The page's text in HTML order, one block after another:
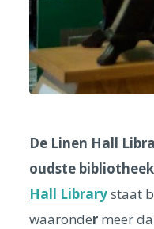
De Linen Hall
oudste
Hall Librarystaat
waaronder meer